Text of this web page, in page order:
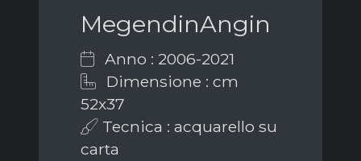
MegendinAngin
Anno : 2006-2021
Dimensione : cm
52x37
Tecnica : acquarello su
carta